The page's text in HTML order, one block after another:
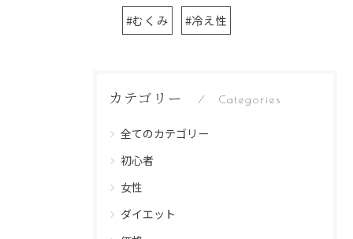
#むくみ #冷え性
カテゴリー Categories
全てのカテゴリー
初心者
女性
ダイエット